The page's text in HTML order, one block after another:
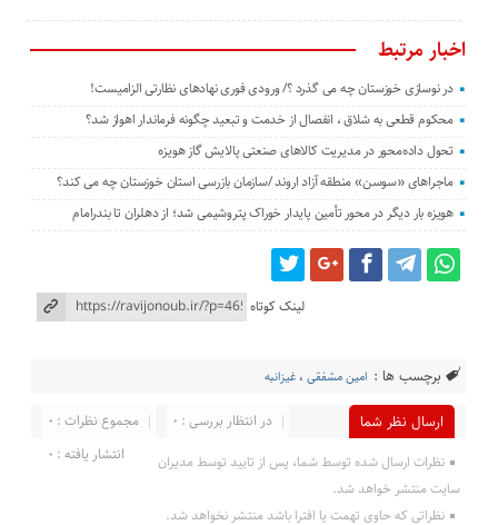
اخبار مرتبط
در نوسازی خوزستان چه می گذرد ؟/ ورودی فوری نهادهای نظارتی الزامیست!
محکوم قطعی به شلاق ، انفصال از خدمت و تبعید چگونه فرماندار اهواز شد؟
تحول داده‌محور در مدیریت کالاهای صنعتی پالایش گاز هویزه
ماجراهای «سوسن» منطقه آزاد اروند /سازمان بازرسی استان خوزستان چه می کند؟
هویزه بار دیگر در محور تأمین پایدار خوراک پتروشیمی شد؛ از دهلران تا بندرامام
لینک کوتاه
برچسب ها : امین مشفقی ،غیزانبه
ارسال نظر شما مجموع نظرات : 0
در انتظار بررسی : 0
انتشار یافته : 0
نظرات ارسال شده توسط شما، پس از تایید توسط مدیران
سایت منتشر خواهد شد.
نظراتی که حاوی تهمت یا افترا باشد منتشر نخواهد شد.